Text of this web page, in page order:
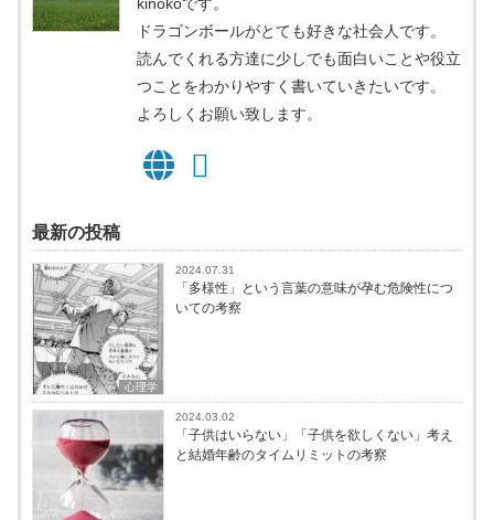
ドラゴンボールがとても好きな社会人です。
読んでくれる方達に少しでも面白いことや役立
つことをわかりやすく書いていきたいです。
よろしくお願い致します。
最新の投稿
心理学
2024.07.31
「多様性」という言葉の意味が孕む危険性につ
いての考察
2024.03.02
「子供はいらない」「子供を欲しくない」考え
と結婚年齢のタイムリミットの考察